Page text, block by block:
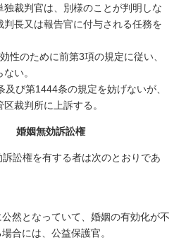
独裁判官は、別様のことが判明しな
長又は報告官に付与される任務を
性のために前第3項の規定に従い、
い。
及び第1444条の規定を妨げないが、
裁判所に上訴する。
婚姻無効訴訟権
訟権を有する者は次のとおりであ
然となっていて、婚姻の有効化が不
合には、公益保護官。